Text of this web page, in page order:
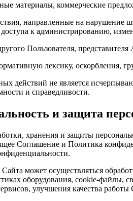
материалы, коммерческие
направленные на нарушение
к администрированию,
Пользователя,
лексику, оскорбления,
действий не является
и справедливости.
и защита
хранения и защиты
Соглашение и Политика
может осуществляться
оборудования, cookie-файлы,
улучшения качества